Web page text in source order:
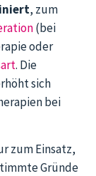
, zum
(bei
oder
. Die
sich
bei
zum Einsatz,
Gründe